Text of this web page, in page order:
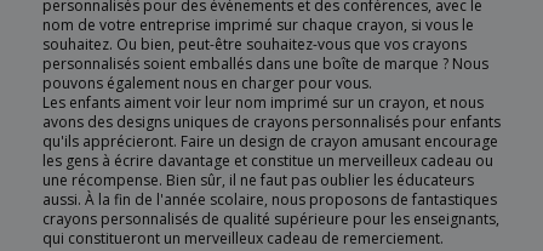
personnalisés pour des événements et des conférences, avec le
nom de votre entreprise imprimé sur chaque crayon, si vous le
souhaitez. Ou bien, peut-être souhaitez-vous que vos crayons
personnalisés soient emballés dans une boîte de marque ? Nous
pouvons également nous en charger pour vous.
Les enfants aiment voir leur nom imprimé sur un crayon, et nous
avons des designs uniques de crayons personnalisés pour enfants
qu'ils apprécieront. Faire un design de crayon amusant encourage
les gens à écrire davantage et constitue un merveilleux cadeau ou
une récompense. Bien sûr, il ne faut pas oublier les éducateurs
aussi. À la fin de l'année scolaire, nous proposons de fantastiques
crayons personnalisés de qualité supérieure pour les enseignants,
qui constitueront un merveilleux cadeau de remerciement.